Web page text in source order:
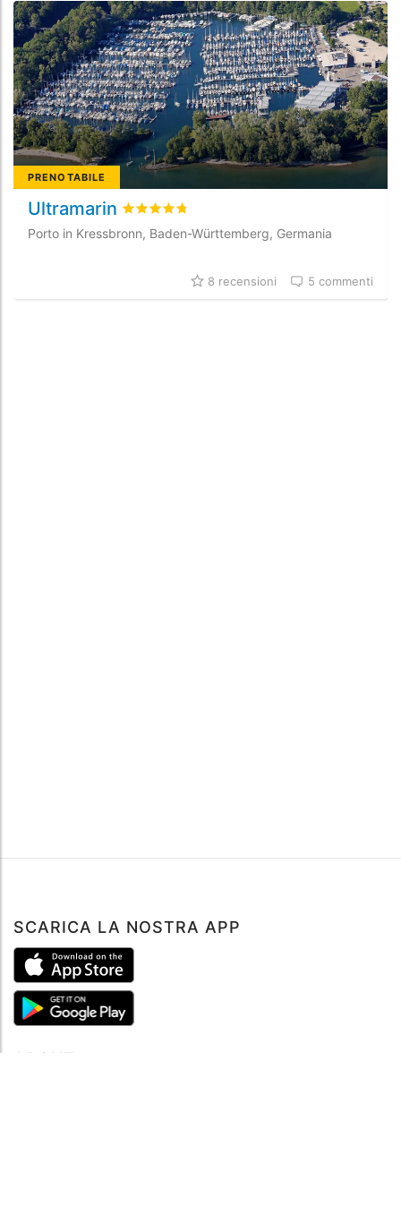
PRENOTABILE
Ultramarin Valutato4.7
Porto in Kressbronn, Baden-Württemberg, Germania
8 recensioni 5 commenti
SCARICA LA NOSTRA APP
ABOUT